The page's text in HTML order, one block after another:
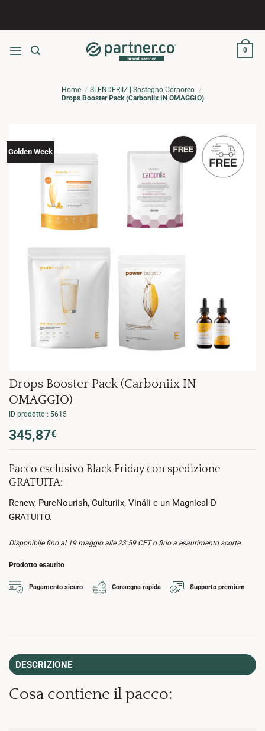
0
Home
SLENDERIIZ | Sostegno Corporeo
Drops Booster Pack (Carboniix IN OMAGGIO)
Golden Week
Drops Booster Pack (Carboniix IN
OMAGGIO)
ID prodotto : 5615
Il
prezzo
originale
era:
456,63€.
345,87€
prezzo
attuale
è:
345,87€.
Pacco esclusivo Black Friday con spedizione
GRATUITA:
Renew, PureNourish, Culturiix, Vináli e un Magnical-D
GRATUITO.
Disponibile fino al 19 maggio alle 23:59 CET o fino a esaurimento scorte.
Prodotto esaurito
Pagamento sicuro Consegna rapida Supporto premium
DESCRIZIONE
Cosa contiene il pacco: